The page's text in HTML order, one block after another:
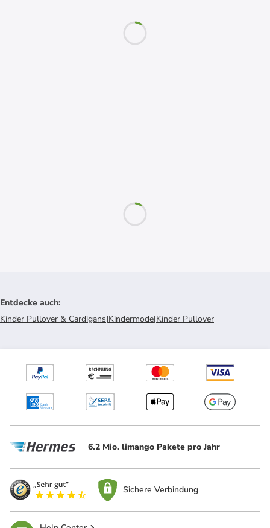
Entdecke auch:
Kinder Pullover & Cardigans|Kindermode|Kinder Pullover
6.2 Mio. limango Pakete pro Jahr
Sichere Verbindung